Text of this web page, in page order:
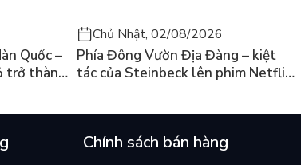
Quốc –
trở thành
Chủ Nhật, 02/08/2026
Phía Đông Vườn Địa Đàng – kiệt
tác của Steinbeck lên phim Netflix
Chính sách bán hàng